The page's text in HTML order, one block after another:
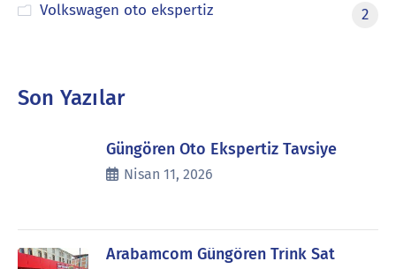
Volkswagen oto ekspertiz
2
Son Yazılar
Güngören Oto Ekspertiz Tavsiye
Nisan 11, 2026
Arabamcom Güngören Trink Sat